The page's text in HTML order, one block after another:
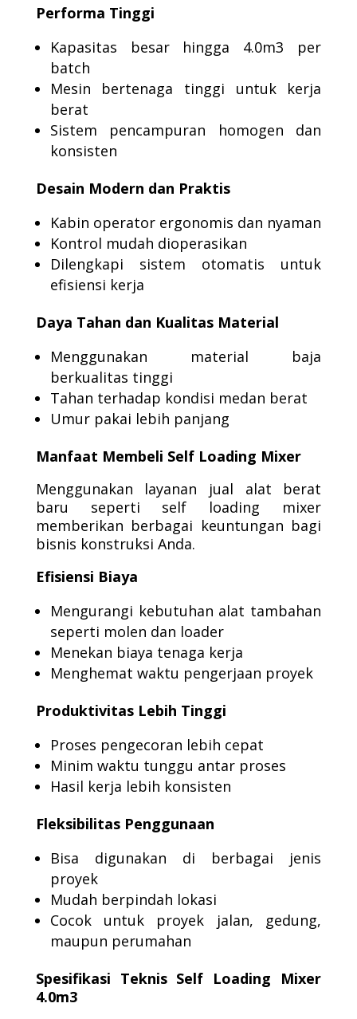
Performa Tinggi
Kapasitas besar hingga 4.0m3 per
batch
Mesin bertenaga tinggi untuk kerja
berat
Sistem pencampuran homogen dan
konsisten
Desain Modern dan Praktis
Kabin operator ergonomis dan nyaman
Kontrol mudah dioperasikan
Dilengkapi sistem otomatis untuk
efisiensi kerja
Daya Tahan dan Kualitas Material
Menggunakan material baja
berkualitas tinggi
Tahan terhadap kondisi medan berat
Umur pakai lebih panjang
Manfaat Membeli Self Loading Mixer
Menggunakan layanan jual alat berat
baru seperti self loading mixer
memberikan berbagai keuntungan bagi
bisnis konstruksi Anda.
Efisiensi Biaya
Mengurangi kebutuhan alat tambahan
seperti molen dan loader
Menekan biaya tenaga kerja
Menghemat waktu pengerjaan proyek
Produktivitas Lebih Tinggi
Proses pengecoran lebih cepat
Minim waktu tunggu antar proses
Hasil kerja lebih konsisten
Fleksibilitas Penggunaan
Bisa digunakan di berbagai jenis
proyek
Mudah berpindah lokasi
Cocok untuk proyek jalan, gedung,
maupun perumahan
Spesifikasi Teknis Self Loading Mixer
4.0m3